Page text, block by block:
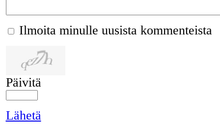
Ilmoita minulle uusista kommenteista
Päivitä
Lähetä